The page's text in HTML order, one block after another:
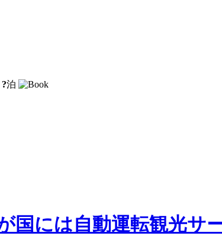
?泊
国には自動運転観光サ